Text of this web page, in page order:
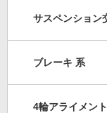
サスペンション
ブレーキ 系
4輪アライメン